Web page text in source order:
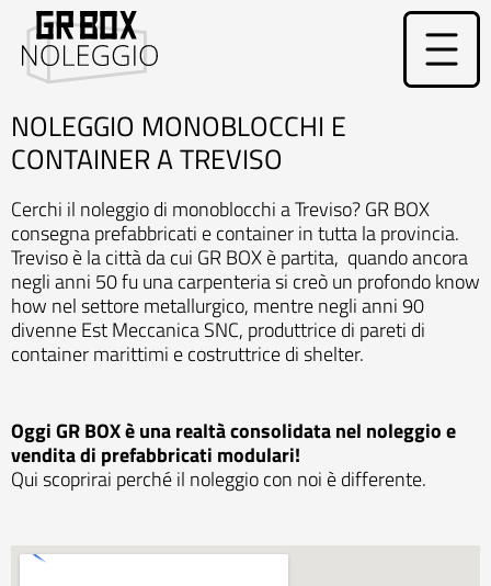
contenuto
NOLEGGIO MONOBLOCCHI E
CONTAINER A TREVISO
Cerchi il noleggio di monoblocchi a Treviso? GR BOX
consegna prefabbricati e container in tutta la provincia.
Treviso è la città da cui GR BOX è partita, quando ancora
negli anni 50 fu una carpenteria si creò un profondo know
how nel settore metallurgico, mentre negli anni 90
divenne Est Meccanica SNC, produttrice di pareti di
container marittimi e costruttrice di shelter.
Oggi GR BOX è una realtà consolidata nel noleggio e
vendita di prefabbricati modulari!
Qui scoprirai perché il noleggio con noi è differente.